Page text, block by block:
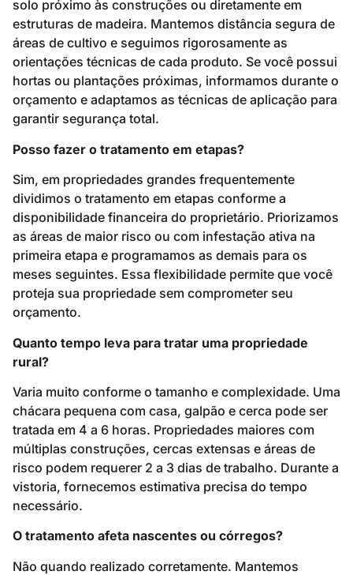
solo próximo às construções ou diretamente em
estruturas de madeira. Mantemos distância segura de
áreas de cultivo e seguimos rigorosamente as
orientações técnicas de cada produto. Se você possui
hortas ou plantações próximas, informamos durante o
orçamento e adaptamos as técnicas de aplicação para
garantir segurança total.
Posso fazer o tratamento em etapas?
Sim, em propriedades grandes frequentemente
dividimos o tratamento em etapas conforme a
disponibilidade financeira do proprietário. Priorizamos
as áreas de maior risco ou com infestação ativa na
primeira etapa e programamos as demais para os
meses seguintes. Essa flexibilidade permite que você
proteja sua propriedade sem comprometer seu
orçamento.
Quanto tempo leva para tratar uma propriedade
rural?
Varia muito conforme o tamanho e complexidade. Uma
chácara pequena com casa, galpão e cerca pode ser
tratada em 4 a 6 horas. Propriedades maiores com
múltiplas construções, cercas extensas e áreas de
risco podem requerer 2 a 3 dias de trabalho. Durante a
vistoria, fornecemos estimativa precisa do tempo
necessário.
O tratamento afeta nascentes ou córregos?
Não quando realizado corretamente. Mantemos